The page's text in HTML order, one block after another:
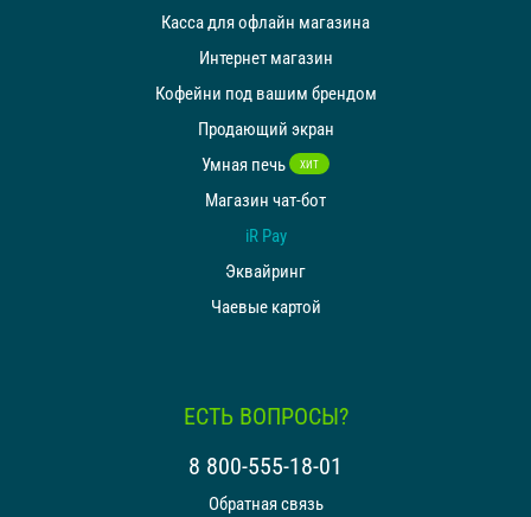
Касса для офлайн магазина
Интернет магазин
Кофейни под вашим брендом
Продающий экран
Умная печь
ХИТ
Магазин чат-бот
iR Pay
Эквайринг
Чаевые картой
ЕСТЬ ВОПРОСЫ?
8 800-555-18-01
Обратная связь